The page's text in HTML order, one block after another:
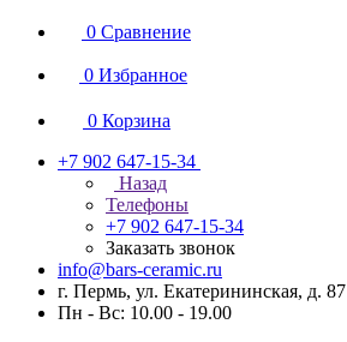
0 Сравнение
0 Избранное
0 Корзина
+7 902 647-15-34
Назад
Телефоны
+7 902 647-15-34
Заказать звонок
info@bars-ceramic.ru
г. Пермь, ул. Екатерининская, д. 87
Пн - Вс: 10.00 - 19.00